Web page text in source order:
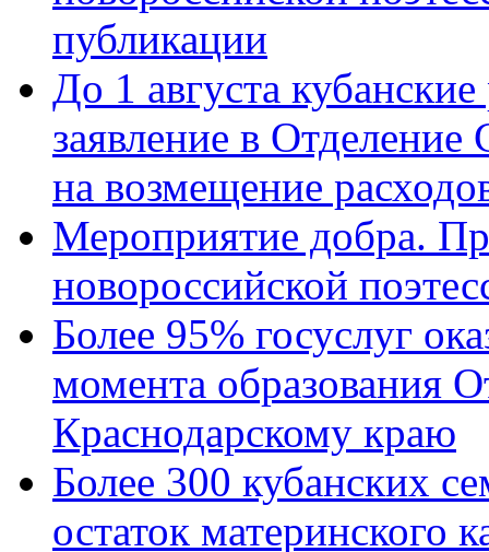
публикации
До 1 августа
заявление в
на возмещение
Мероприятие добра.
новороссийской
Более 95% госуслуг
момента образования
Краснодарскому краю
Более 300 кубанских
остаток материнского